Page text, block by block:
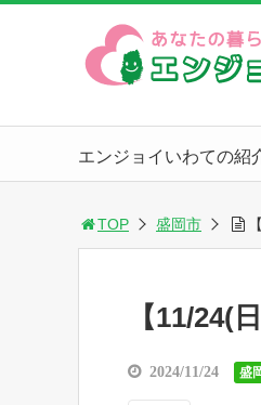
エンジョイいわての紹
TOP 盛岡市
【11/24(
2024/11/24 盛